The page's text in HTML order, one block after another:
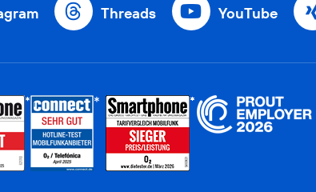
Threads YouTube